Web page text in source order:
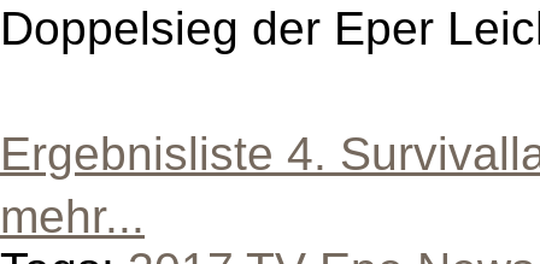
Doppelsieg der Eper
Ergebnisliste 4.
mehr...